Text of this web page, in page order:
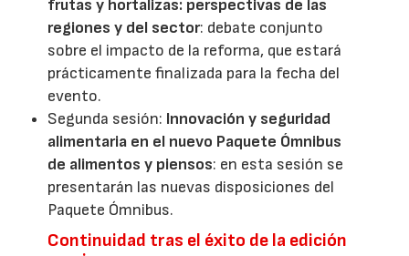
frutas y hortalizas: perspectivas de las
regiones y del sector: debate conjunto
sobre el impacto de la reforma, que estará
prácticamente finalizada para la fecha del
evento.
Segunda sesión: Innovación y seguridad
alimentaria en el nuevo Paquete Ómnibus
de alimentos y piensos: en esta sesión se
presentarán las nuevas disposiciones del
Paquete Ómnibus.
Continuidad tras el éxito de la edición